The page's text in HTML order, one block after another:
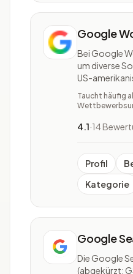
Google
Bei Google
um diverse
US-
Google
Google
Work bekannt
2020 den
Taucht häufig
4.1·14
Profil
Kategorie
Google
Die Google
(abgekürzt: